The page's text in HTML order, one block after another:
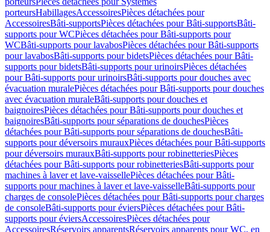
porteursHabillagesAccessoiresPièces détachées pour
AccessoiresBâti-supportsPièces détachées pour Bâti-supportsBâti-
supports pour WCPièces détachées pour Bâti-supports pour
WCBâti-supports pour lavabosPièces détachées pour Bâti-supports
pour lavabosBâti-supports pour bidetsPièces détachées pour Bâti-
supports pour bidetsBâti-supports pour urinoirsPièces détachées
pour Bâti-supports pour urinoirsBâti-supports pour douches avec
évacuation muralePièces détachées pour Bâti-supports pour douches
avec évacuation muraleBâti-supports pour douches et
baignoiresPièces détachées pour Bâti-supports pour douches et
baignoiresBâti-supports pour séparations de douchesPièces
détachées pour Bâti-supports pour séparations de douchesBâti-
supports pour déversoirs murauxPièces détachées pour Bâti-supports
pour déversoirs murauxBâti-supports pour robinetteriesPièces
détachées pour Bâti-supports pour robinetteriesBâti-supports pour
machines à laver et lave-vaissellePièces détachées pour Bâti-
supports pour machines à laver et lave-vaisselleBâti-supports pour
charges de consolePièces détachées pour Bâti-supports pour charges
de consoleBâti-supports pour éviersPièces détachées pour Bâti-
supports pour éviersAccessoiresPièces détachées pour
AccessoiresRéservoirs apparentsRéservoirs apparents pour WC, en